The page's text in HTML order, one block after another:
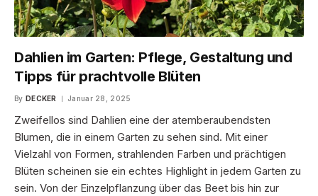
Dahlien im Garten: Pflege, Gestaltung und
Tipps für prachtvolle Blüten
By DECKER Januar 28, 2025
Zweifellos sind Dahlien eine der atemberaubendsten
Blumen, die in einem Garten zu sehen sind. Mit einer
Vielzahl von Formen, strahlenden Farben und prächtigen
Blüten scheinen sie ein echtes Highlight in jedem Garten zu
sein. Von der Einzelpflanzung über das Beet bis hin zur